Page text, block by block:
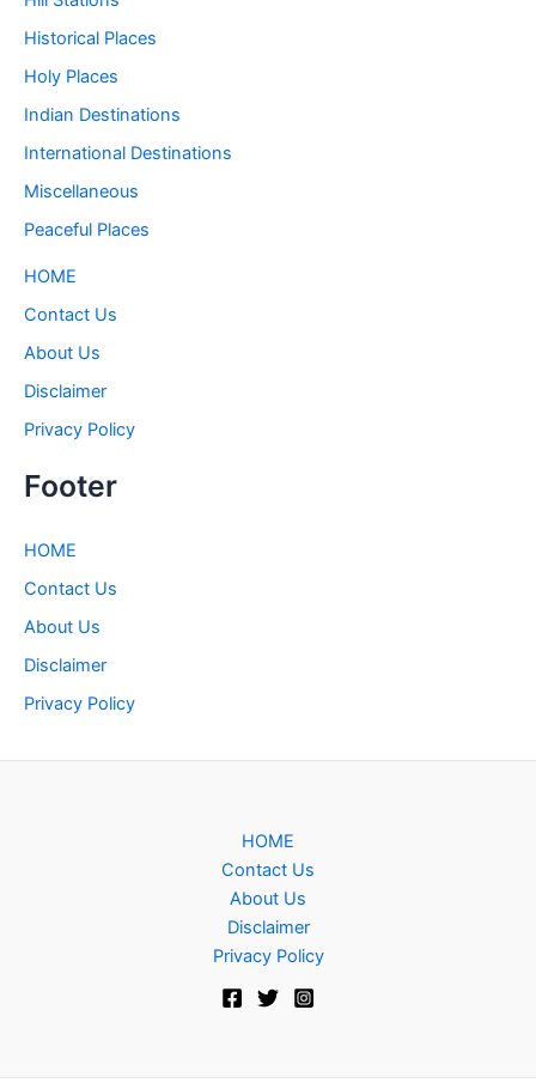
Historical Places
Holy Places
Indian Destinations
International Destinations
Miscellaneous
Peaceful Places
HOME
Contact Us
About Us
Disclaimer
Privacy Policy
Footer
HOME
Contact Us
About Us
Disclaimer
Privacy Policy
HOME
Contact Us
About Us
Disclaimer
Privacy Policy